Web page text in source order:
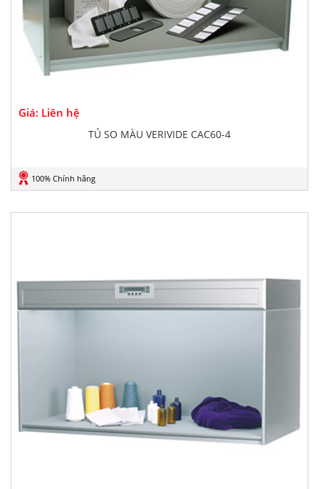
Giá: Liên hệ
TỦ SO MÀU VERIVIDE CAC60-4
100% Chính hãng